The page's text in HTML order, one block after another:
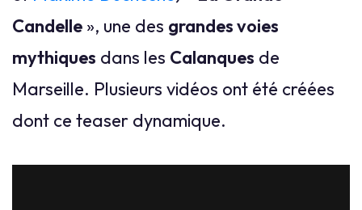
Candelle », une des grandes voies
mythiques dans les Calanques de
Marseille. Plusieurs vidéos ont été créées
dont ce teaser dynamique.